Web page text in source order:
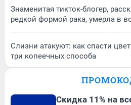
Знаменитая тикток-блогер,
редкой формой рака, умерла в
Слизни атакуют: как спасти
три копеечных способа
Скидка 11% на